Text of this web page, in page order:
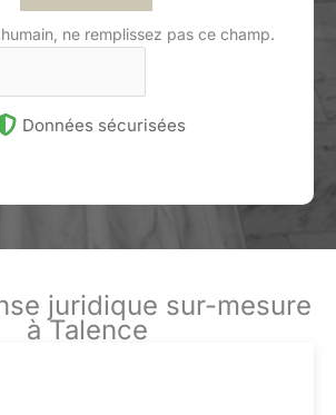
ne remplissez pas ce champ.
Données sécurisées
juridique sur-mesure
à Talence